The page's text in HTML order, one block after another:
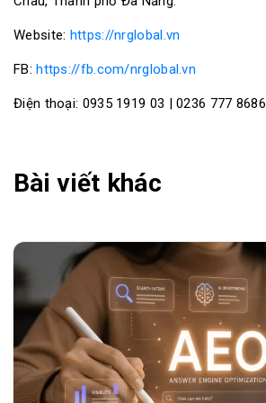
Website: https://nrglobal.vn
FB:https://fb.com/nrglobal.vn
Điện thoại: 0935 1919 03 | 0236 777 8686
Bài viết khác